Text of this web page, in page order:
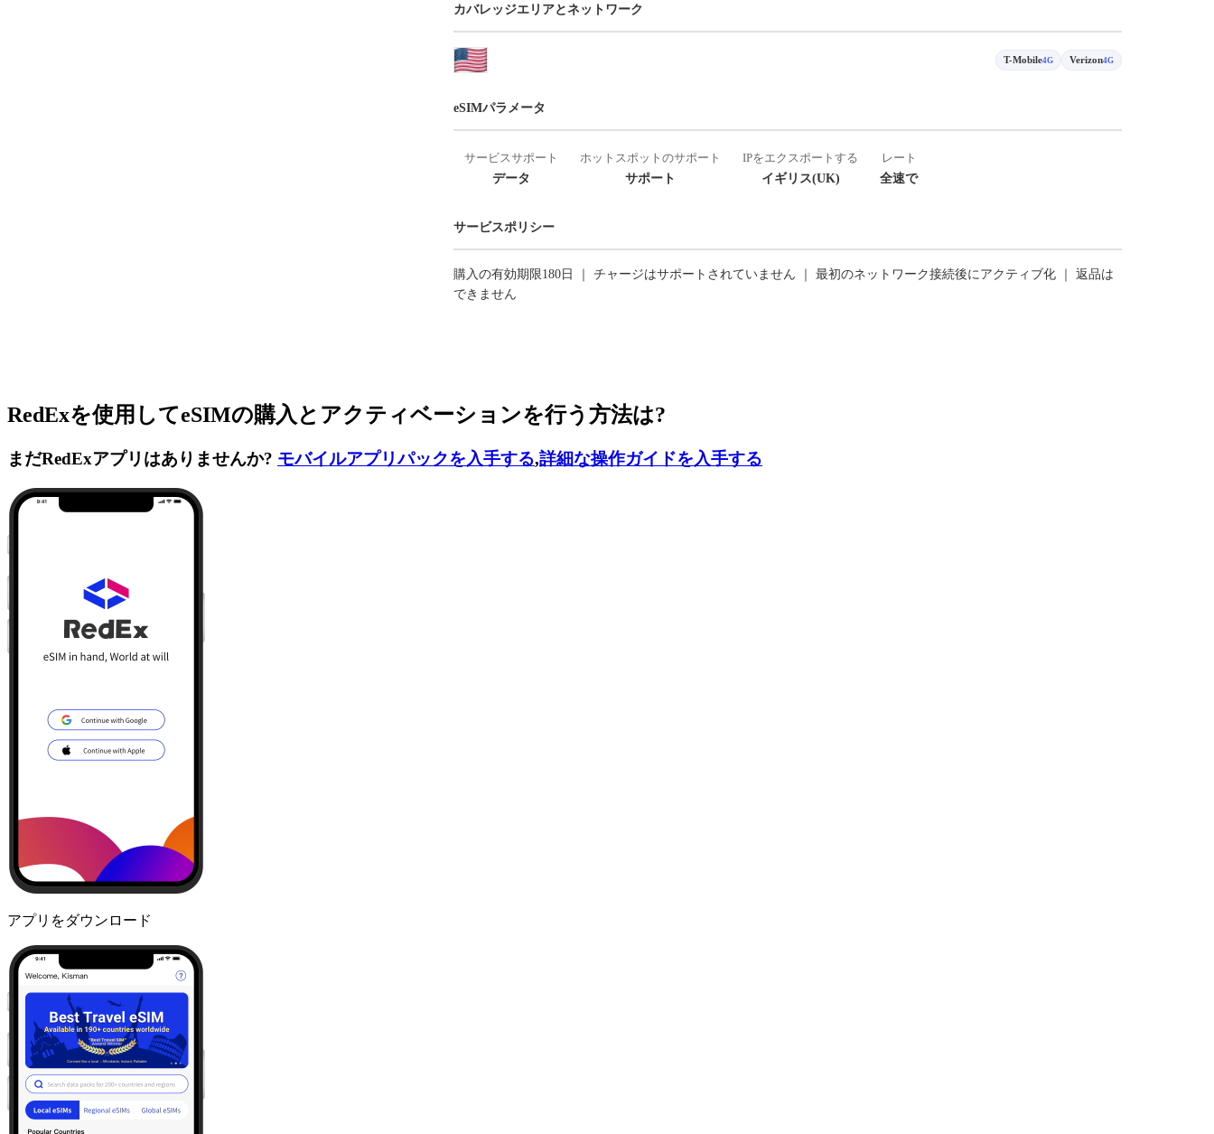
カバレッジエリアとネットワーク
T-Mobile4G Verizon4G
eSIMパラメータ
サービスサポート
データ
ホットスポットのサポート
サポート
IPをエクスポートする
イギリス(UK)
レート
全速で
サービスポリシー
購入の有効期限180日 ｜ チャージはサポートされていません ｜ 最初のネットワーク接続後にアクティブ化 ｜ 返品は
できません
RedExを使用してeSIMの購入とアクティベーションを行う方法は?
まだRedExアプリはありませんか? モバイルアプリパックを入手する,詳細な操作ガイドを入手する
アプリをダウンロード